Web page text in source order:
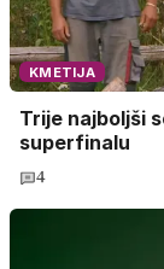
KMETIJA
Trije najboljši
superfinalu
4